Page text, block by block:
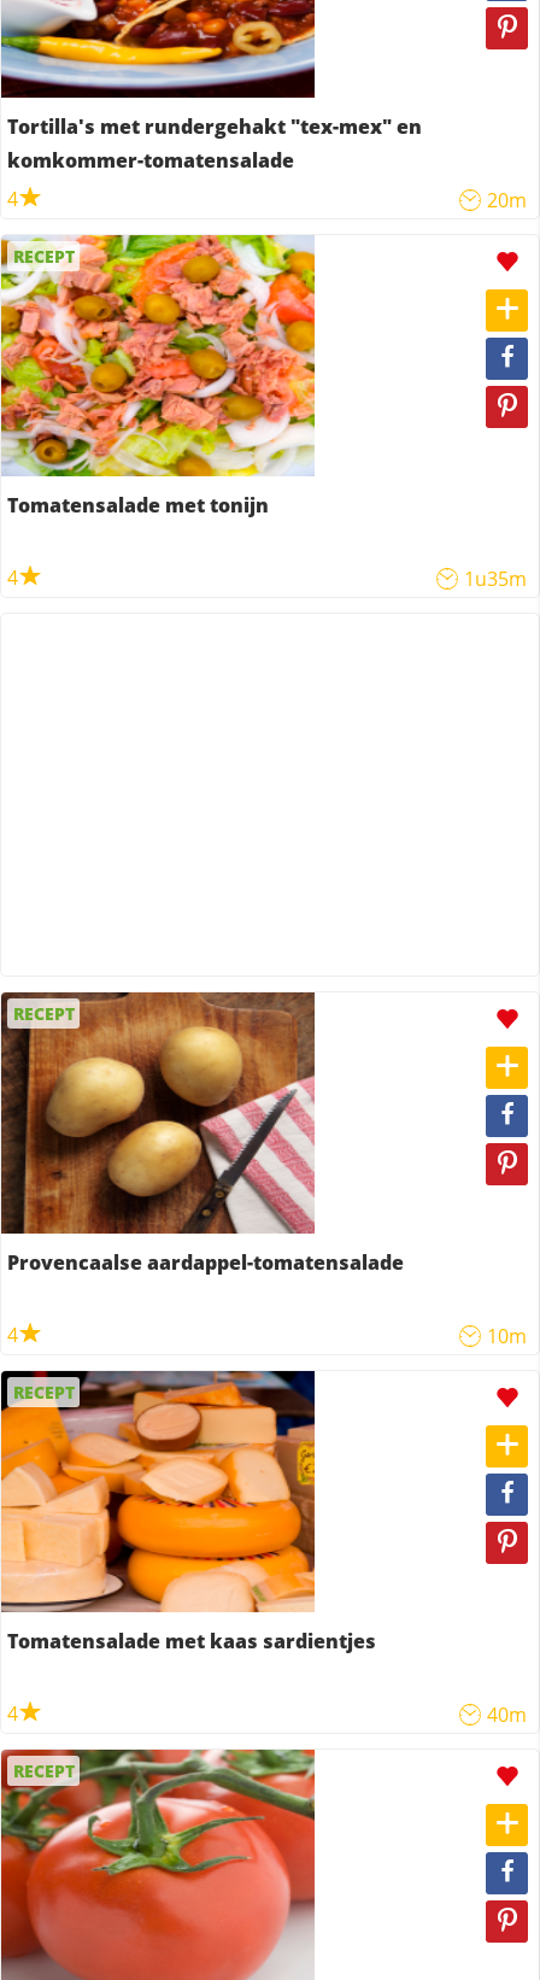
Tortilla's met rundergehakt "tex-mex" en
komkommer-tomatensalade
4
20m
RECEPT
Tomatensalade met tonijn
4 1u35m
RECEPT
Provencaalse aardappel-tomatensalade
4 10m
RECEPT
Tomatensalade met kaas sardientjes
4 40m
RECEPT